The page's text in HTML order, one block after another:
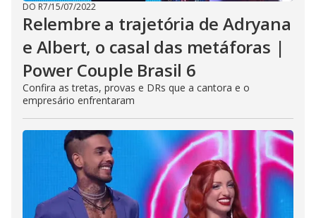
DO R7/15/07/2022
Relembre a trajetória de Adryana
e Albert, o casal das metáforas |
Power Couple Brasil 6
Confira as tretas, provas e DRs que a cantora e o
empresário enfrentaram